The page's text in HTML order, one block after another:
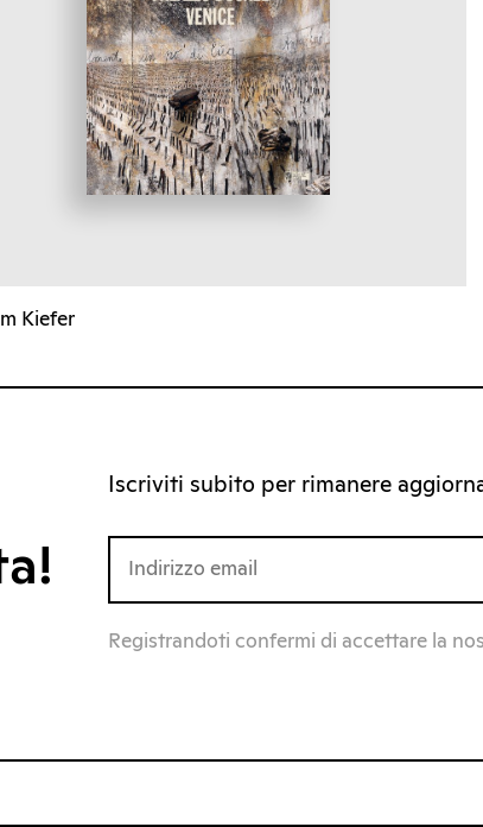
Kiefer
Iscriviti subito per rimanere
Registrandoti confermi di accettare la